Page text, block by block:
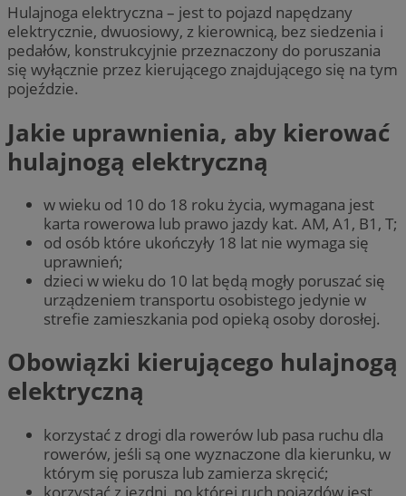
Hulajnoga elektryczna – jest to pojazd napędzany
elektrycznie, dwuosiowy, z kierownicą, bez siedzenia i
pedałów, konstrukcyjnie przeznaczony do poruszania
się wyłącznie przez kierującego znajdującego się na tym
pojeździe.
Jakie uprawnienia, aby kierować
hulajnogą elektryczną
w wieku od 10 do 18 roku życia, wymagana jest
karta rowerowa lub prawo jazdy kat. AM, A1, B1, T;
od osób które ukończyły 18 lat nie wymaga się
uprawnień;
dzieci w wieku do 10 lat będą mogły poruszać się
urządzeniem transportu osobistego jedynie w
strefie zamieszkania pod opieką osoby dorosłej.
Obowiązki kierującego hulajnogą
elektryczną
korzystać z drogi dla rowerów lub pasa ruchu dla
rowerów, jeśli są one wyznaczone dla kierunku, w
którym się porusza lub zamierza skręcić;
korzystać z jezdni, po której ruch pojazdów jest